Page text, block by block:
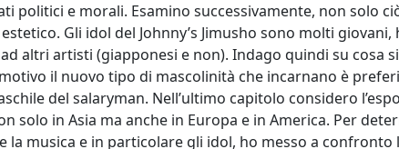
politici e morali. Esamino successivamente, non solo
Gli idol del Johnny’s Jimusho sono molti
altri artisti (giapponesi e non). Indago quindi su cosa
il nuovo tipo di mascolinità che incarnano è
del salaryman. Nell’ultimo capitolo considero
solo in Asia ma anche in Europa e in America. Per
la musica e in particolare gli idol, ho messo a